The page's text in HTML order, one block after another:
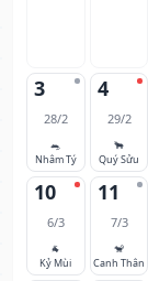
3
28/2
🐀
Nhâm Tý
4
29/2
🐂
Quý Sửu
10
6/3
🐐
Kỷ Mùi
11
7/3
🐒
Canh Thân